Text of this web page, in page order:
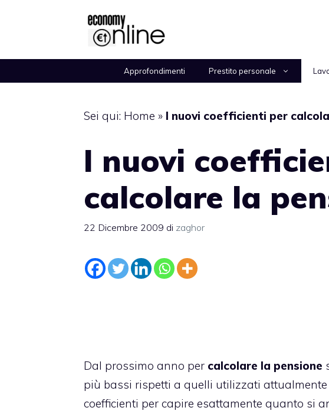
Approfondimenti Prestito personale
Sei qui: Home » I nuovi coefficienti per
I nuovi
calcolare la
22 Dicembre 2009 di zaghor
Dal prossimo anno per calcolare la pensione
più bassi rispetti a quelli utilizzati
coefficienti per capire esattamente quanto si